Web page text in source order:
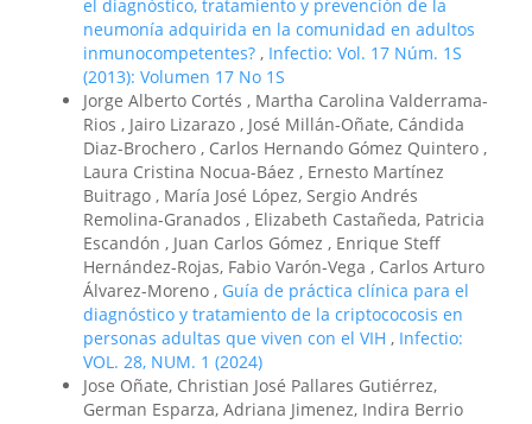
el diagnóstico, tratamiento y prevención de la
neumonía adquirida en la comunidad en adultos
inmunocompetentes? , Infectio: Vol. 17 Núm. 1S
(2013): Volumen 17 No 1S
Jorge Alberto Cortés , Martha Carolina Valderrama-
Rios , Jairo Lizarazo , José Millán-Oñate, Cándida
Diaz-Brochero , Carlos Hernando Gómez Quintero ,
Laura Cristina Nocua-Báez , Ernesto Martínez
Buitrago , María José López, Sergio Andrés
Remolina-Granados , Elizabeth Castañeda, Patricia
Escandón , Juan Carlos Gómez , Enrique Steff
Hernández-Rojas, Fabio Varón-Vega , Carlos Arturo
Álvarez-Moreno , Guía de práctica clínica para el
diagnóstico y tratamiento de la criptococosis en
personas adultas que viven con el VIH , Infectio:
VOL. 28, NUM. 1 (2024)
Jose Oñate, Christian José Pallares Gutiérrez,
German Esparza, Adriana Jimenez, Indira Berrio